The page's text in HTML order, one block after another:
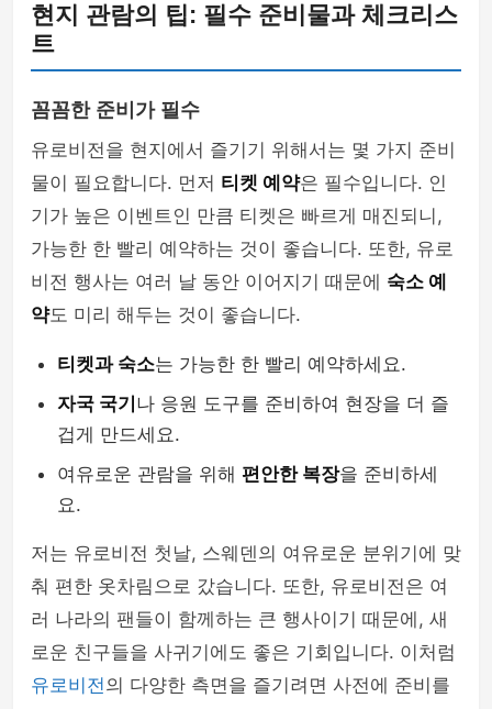
현지 관람의 팁: 필수 준비물과 체크리스
트
꼼꼼한 준비가 필수
유로비전을 현지에서 즐기기 위해서는 몇 가지 준비
물이 필요합니다. 먼저 티켓 예약은 필수입니다. 인
기가 높은 이벤트인 만큼 티켓은 빠르게 매진되니,
가능한 한 빨리 예약하는 것이 좋습니다. 또한, 유로
비전 행사는 여러 날 동안 이어지기 때문에 숙소 예
약도 미리 해두는 것이 좋습니다.
티켓과 숙소는 가능한 한 빨리 예약하세요.
자국 국기 나 응원 도구를 준비하여 현장을 더 즐
겁게 만드세요.
여유로운 관람을 위해 편안한 복장을 준비하세
요.
저는 유로비전 첫날, 스웨덴의 여유로운 분위기에 맞
춰 편한 옷차림으로 갔습니다. 또한, 유로비전은 여
러 나라의 팬들이 함께하는 큰 행사이기 때문에, 새
로운 친구들을 사귀기에도 좋은 기회입니다. 이처럼
유로비전의 다양한 측면을 즐기려면 사전에 준비를